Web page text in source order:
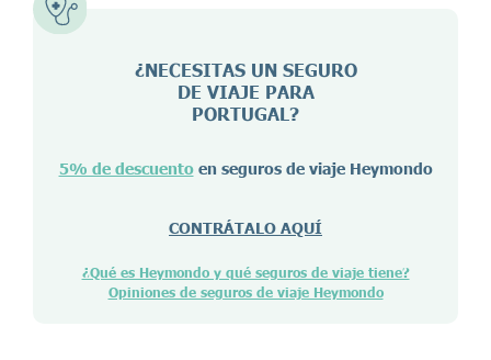
¿NECESITAS UN SEGURO
DE VIAJE PARA
PORTUGAL ?
5% de descuentoen seguros de viaje Heymondo
CONTRÁTALO AQUÍ
¿Qué es Heymondo y qué seguros de viaje tiene?
Opiniones de seguros de viaje Heymondo